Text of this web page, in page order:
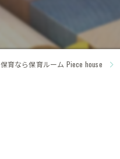
育なら保育ルーム Piece house